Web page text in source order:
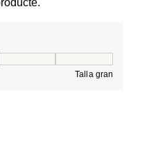
Talla gran